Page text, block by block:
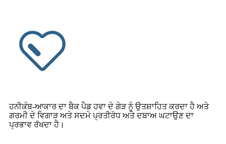
ਹਨੀਕੰਬ-ਆਕਾਰ ਦਾ ਬੈਕ ਪੈਡ ਹਵਾ ਦੇ ਗੇੜ ਨੂੰ ਉਤਸ਼ਾਹਿਤ ਕਰਦਾ ਹੈ ਅਤੇ
ਗਰਮੀ ਦੇ ਵਿਗਾੜ ਅਤੇ ਸਦਮੇ ਪ੍ਰਤੀਰੋਧ ਅਤੇ ਦਬਾਅ ਘਟਾਉਣ ਦਾ
ਪ੍ਰਭਾਵ ਰੱਖਦਾ ਹੈ।